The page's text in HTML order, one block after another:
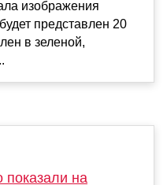
изображения
представлен 20
в зеленой,
показали на